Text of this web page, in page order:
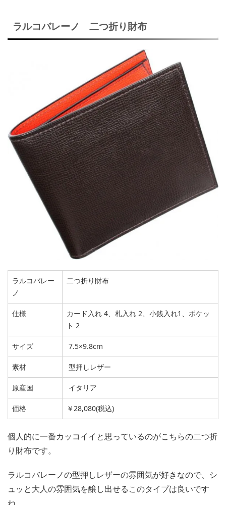
ラルコバレーノ 二つ折り財布
ラルコバレー
ノ
二つ折り財布
仕様
カード入れ 4、札入れ 2、小銭入れ1、ポケッ
ト 2
サイズ 7.5×9.8cm
素材 型押しレザー
原産国 イタリア
価格 ￥28,080(税込)
個人的に一番カッコイイと思っているのがこちらの二つ折
り財布です。
ラルコバレーノの型押しレザーの雰囲気が好きなので、シ
ュッと大人の雰囲気を醸し出せるこのタイプは良いです